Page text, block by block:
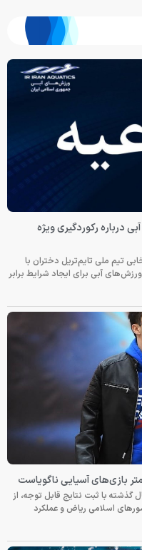
درباره رکوردگیری ویژه
تیم ملی تایم‌تریل دختران با
آبی برای ایجاد شرایط برابر
با ثبت نتایج قابل توجه، از
اسلامی ریاض و عملکرد